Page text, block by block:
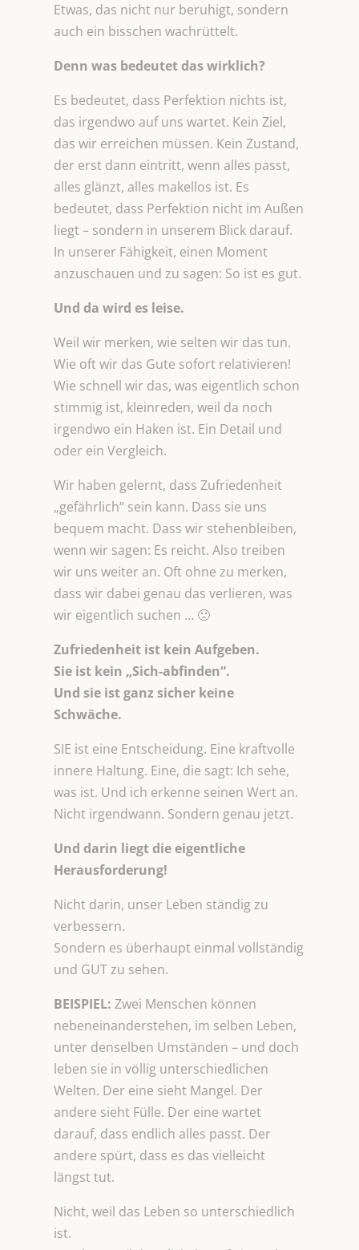
Etwas, das nicht nur beruhigt, sondern
auch ein bisschen wachrüttelt.
Denn was bedeutet das wirklich?
Es bedeutet, dass Perfektion nichts ist,
das irgendwo auf uns wartet. Kein Ziel,
das wir erreichen müssen. Kein Zustand,
der erst dann eintritt, wenn alles passt,
alles glänzt, alles makellos ist. Es
bedeutet, dass Perfektion nicht im Außen
liegt – sondern in unserem Blick darauf.
In unserer Fähigkeit, einen Moment
anzuschauen und zu sagen: So ist es gut.
Und da wird es leise.
Weil wir merken, wie selten wir das tun.
Wie oft wir das Gute sofort relativieren!
Wie schnell wir das, was eigentlich schon
stimmig ist, kleinreden, weil da noch
irgendwo ein Haken ist. Ein Detail und
oder ein Vergleich.
Wir haben gelernt, dass Zufriedenheit
„gefährlich“ sein kann. Dass sie uns
bequem macht. Dass wir stehenbleiben,
wenn wir sagen: Es reicht. Also treiben
wir uns weiter an. Oft ohne zu merken,
dass wir dabei genau das verlieren, was
wir eigentlich suchen … 🙁
Zufriedenheit ist kein Aufgeben.
Sie ist kein „Sich-abfinden“.
Und sie ist ganz sicher keine
Schwäche.
SIE ist eine Entscheidung. Eine kraftvolle
innere Haltung. Eine, die sagt: Ich sehe,
was ist. Und ich erkenne seinen Wert an.
Nicht irgendwann. Sondern genau jetzt.
Und darin liegt die eigentliche
Herausforderung!
Nicht darin, unser Leben ständig zu
verbessern.
Sondern es überhaupt einmal vollständig
und GUT zu sehen.
BEISPIEL: Zwei Menschen können
nebeneinanderstehen, im selben Leben,
unter denselben Umständen – und doch
leben sie in völlig unterschiedlichen
Welten. Der eine sieht Mangel. Der
andere sieht Fülle. Der eine wartet
darauf, dass endlich alles passt. Der
andere spürt, dass es das vielleicht
längst tut.
Nicht, weil das Leben so unterschiedlich
ist.